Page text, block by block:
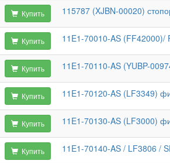
Купить 115787 (XJBN-00020)
Купить 11E1-70010-AS (FF42000)/
Купить 11E1-70110-AS (YUBP-
Купить 11E1-70120-AS (LF3349)
Купить 11E1-70130-AS (LF3000)
Купить 11E1-70140-AS / LF3806 /